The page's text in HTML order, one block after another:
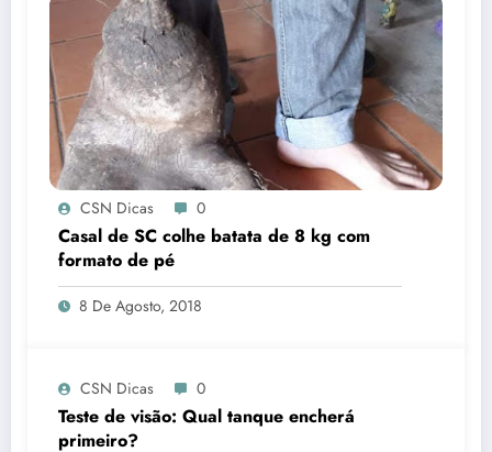
CSN Dicas 0
Casal de SC colhe batata de 8 kg com
formato de pé
8 De Agosto, 2018
CSN Dicas 0
Teste de visão: Qual tanque encherá
primeiro?